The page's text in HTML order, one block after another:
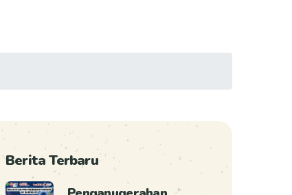
Berita Terbaru